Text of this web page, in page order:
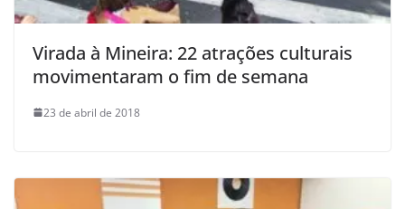
Virada à Mineira: 22 atrações culturais
movimentaram o fim de semana
23 de abril de 2018